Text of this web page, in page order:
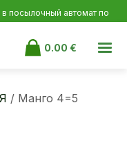
посылочный автомат по
0.00€
/ Манго 4=5